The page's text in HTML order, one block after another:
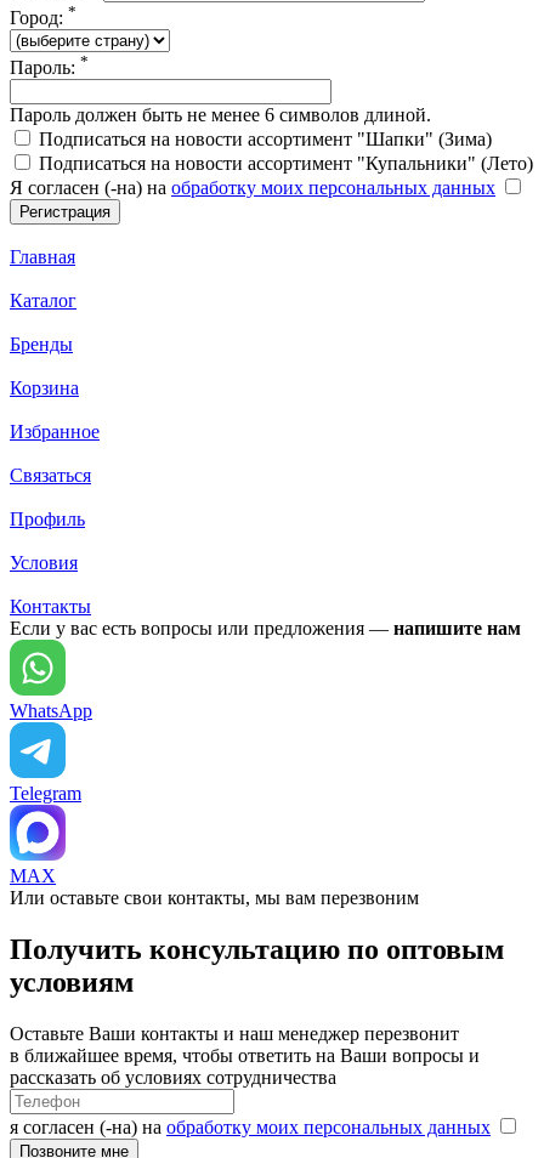
Город: *
Пароль: *
Пароль должен быть не менее 6 символов длиной.
Подписаться на новости ассортимент "Шапки" (Зима)
Подписаться на новости ассортимент "Купальники" (Лето)
Я согласен (-на) на обработку моих персональных данных
Главная
Каталог
Бренды
Корзина
Избранное
Связаться
Профиль
Условия
Контакты
Если у вас есть вопросы или предложения — напишите нам
WhatsApp
Telegram
MAX
Или оставьте свои контакты, мы вам перезвоним
Получить консультацию по оптовым
условиям
Оставьте Ваши контакты и наш менеджер перезвонит
в ближайшее время, чтобы ответить на Ваши вопросы и
рассказать об условиях сотрудничества
я согласен (-на) на обработку моих персональных данных